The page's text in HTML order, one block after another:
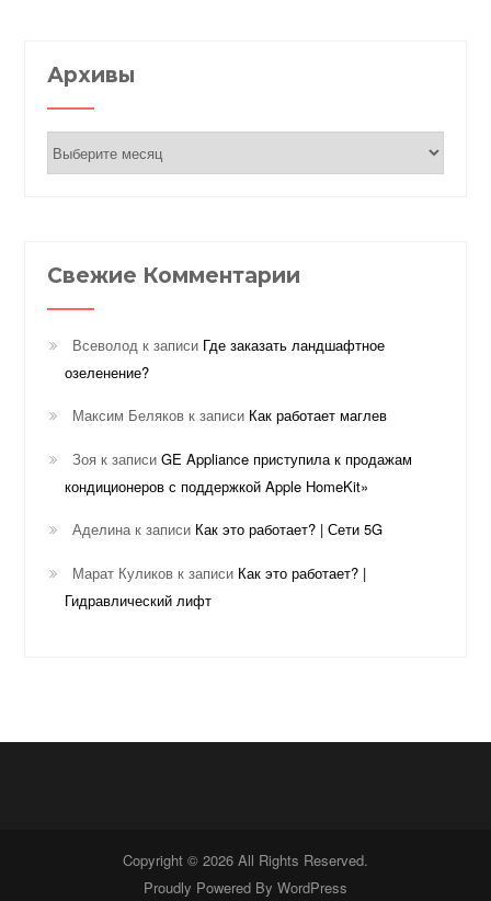
Архивы
Свежие Комментарии
Всеволод к записи Где заказать ландшафтное
озеленение?
Максим Беляков к записи Как работает маглев
Зоя к записиGE Appliance приступила к продажам
кондиционеров с поддержкой Apple HomeKit»
Аделина к записи Как это работает? | Сети 5G
Марат Куликов к записи Как это работает? |
Гидравлический лифт
Copyright © 2026 All Rights Reserved.
Proudly Powered By WordPress